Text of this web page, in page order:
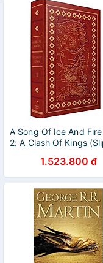
A Song Of Ice And
2: A Clash Of Kings
1.523.800 đ